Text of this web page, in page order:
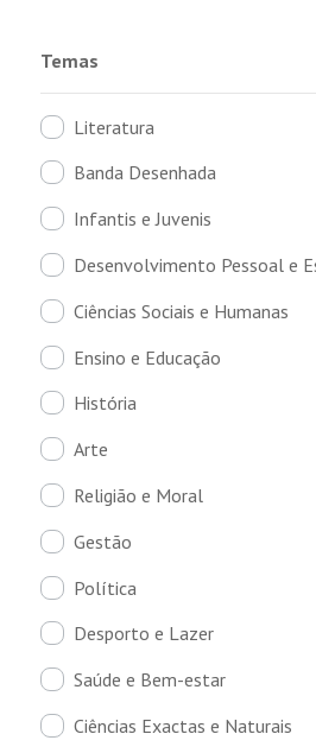
Temas
Literatura
Banda Desenhada
Infantis e Juvenis
Desenvolvimento Pessoal e
Ciências Sociais e Humanas
Ensino e Educação
História
Arte
Religião e Moral
Gestão
Política
Desporto e Lazer
Saúde e Bem-estar
Ciências Exactas e Naturais